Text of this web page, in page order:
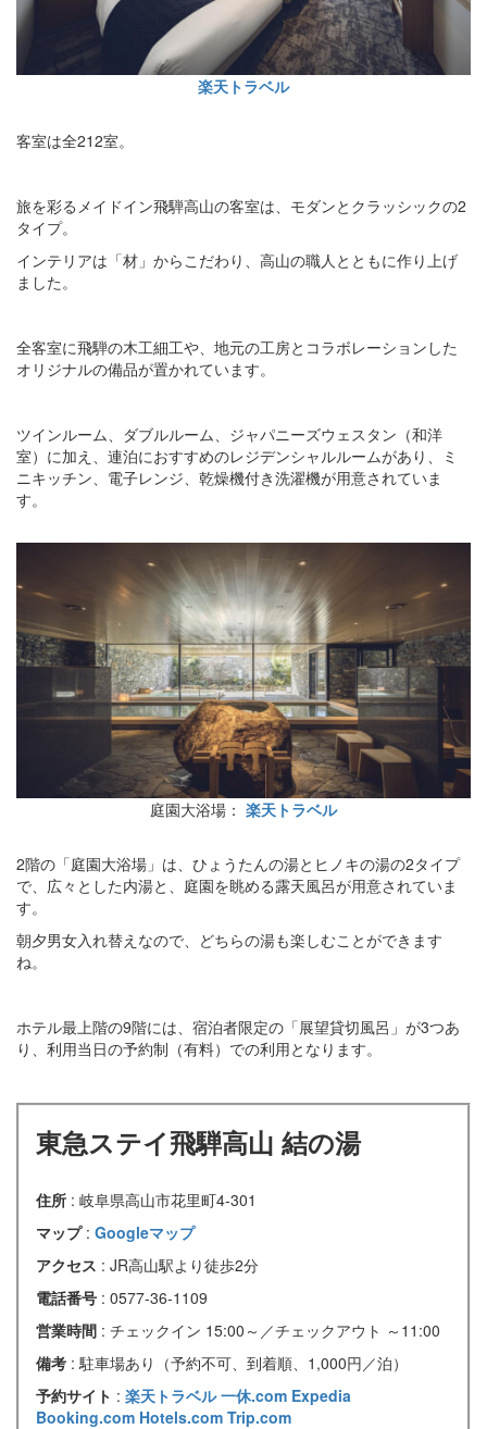
楽天トラベル
客室は全212室。
旅を彩るメイドイン飛騨高山の客室は、モダンとクラッシックの2
タイプ。
インテリアは「材」からこだわり、高山の職人とともに作り上げ
ました。
全客室に飛騨の木工細工や、地元の工房とコラボレーションした
オリジナルの備品が置かれています。
ツインルーム、ダブルルーム、ジャパニーズウェスタン（和洋
室）に加え、連泊におすすめのレジデンシャルルームがあり、ミ
ニキッチン、電子レンジ、乾燥機付き洗濯機が用意されていま
す。
庭園大浴場： 楽天トラベル
2階の「庭園大浴場」は、ひょうたんの湯とヒノキの湯の2タイプ
で、広々とした内湯と、庭園を眺める露天風呂が用意されていま
す。
朝夕男女入れ替えなので、どちらの湯も楽しむことができます
ね。
ホテル最上階の9階には、宿泊者限定の「展望貸切風呂」が3つあ
り、利用当日の予約制（有料）での利用となります。
東急ステイ飛騨高山 結の湯
住所 : 岐阜県高山市花⾥町4-301
マップ : Googleマップ
アクセス : JR高山駅より徒歩2分
電話番号 : 0577-36-1109
営業時間 : チェックイン 15:00～／チェックアウト ～11:00
備考 : 駐車場あり（予約不可、到着順、1,000円／泊）
予約サイト : 楽天トラベル一休.com Expedia
Booking.com Hotels.com Trip.com